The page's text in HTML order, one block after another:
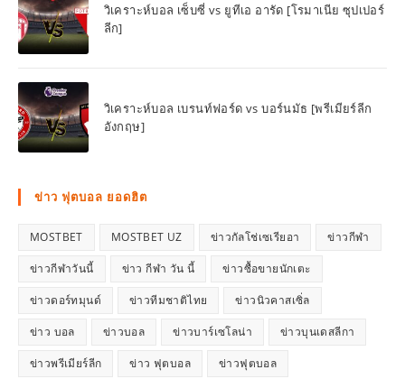
วิเคราะห์บอล เซ็บซี่ vs ยูทีเอ อารัด [โรมาเนีย ซุปเปอร์
ลีก]
วิเคราะห์บอล เบรนท์ฟอร์ด vs บอร์นมัธ [พรีเมียร์ลีก
อังกฤษ]
ข่าว ฟุตบอล ยอดฮิต
MOSTBET MOSTBET UZ ข่าวกัลโช่เซเรียอา ข่าวกีฬา
ข่าวกีฬาวันนี้ ข่าว กีฬา วัน นี้ ข่าวซื้อขายนักเตะ
ข่าวดอร์ทมุนด์ ข่าวทีมชาติไทย ข่าวนิวคาสเซิ่ล
ข่าว บอล ข่าวบอล ข่าวบาร์เซโลน่า ข่าวบุนเดสลีกา
ข่าวพรีเมียร์ลีก ข่าว ฟุตบอล ข่าวฟุตบอล